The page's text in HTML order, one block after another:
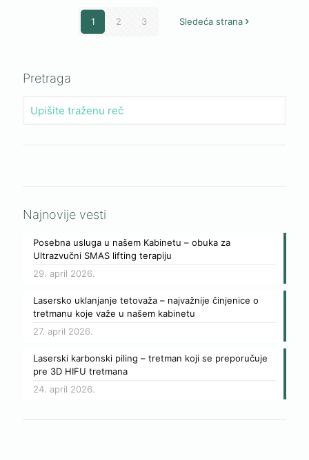
1 2 3 Sledeća strana
Pretraga
Najnovije vesti
Posebna usluga u našem Kabinetu – obuka za
Ultrazvučni SMAS lifting terapiju
29. april 2026.
Lasersko uklanjanje tetovaža – najvažnije činjenice o
tretmanu koje važe u našem kabinetu
27. april 2026.
Laserski karbonski piling – tretman koji se preporučuje
pre 3D HIFU tretmana
24. april 2026.